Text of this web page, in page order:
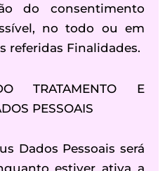
do consentimento
no todo ou em
referidas Finalidades.
TRATAMENTO E
PESSOAIS
Dados Pessoais será